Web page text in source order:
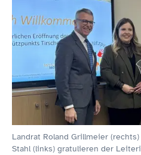
Landrat Roland Grillmeier
Stahl (links) gratulieren der